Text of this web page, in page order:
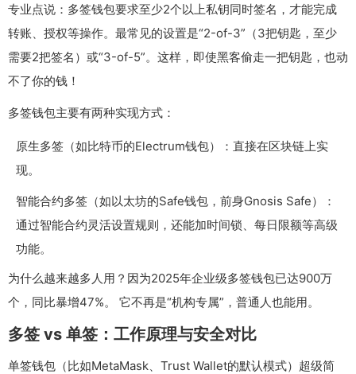
专业点说：多签钱包要求至少2个以上私钥同时签名，才能完成
转账、授权等操作。最常见的设置是“2-of-3”（3把钥匙，至少
需要2把签名）或“3-of-5”。这样，即使黑客偷走一把钥匙，也动
不了你的钱！
多签钱包主要有两种实现方式：
原生多签（如比特币的Electrum钱包）：直接在区块链上实
现。
智能合约多签（如以太坊的Safe钱包，前身Gnosis Safe）：
通过智能合约灵活设置规则，还能加时间锁、每日限额等高级
功能。
为什么越来越多人用？因为2025年企业级多签钱包已达900万
个，同比暴增47%。 它不再是“机构专属”，普通人也能用。
多签 vs 单签：工作原理与安全对比
单签钱包（比如MetaMask、Trust Wallet的默认模式）超级简